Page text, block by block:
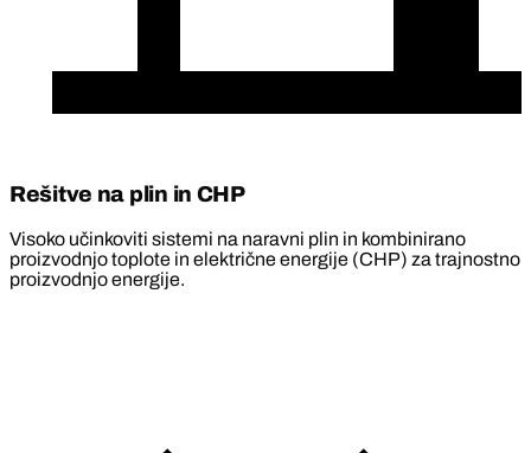
Rešitve na plin in CHP
Visoko učinkoviti sistemi na naravni plin in kombinirano
proizvodnjo toplote in električne energije (CHP) za trajnostno
proizvodnjo energije.